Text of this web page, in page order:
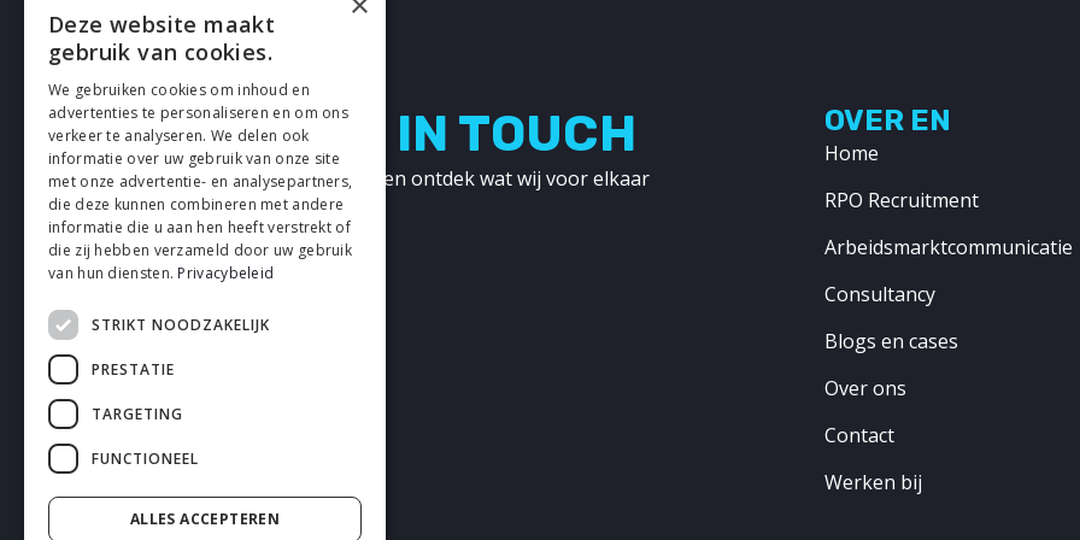
LETS GET IN TOUCH
Neem contact met ons op en ontdek wat wij voor elkaar
kunnen betekenen!
CONTACT
OVER EN
Home
RPO Recruitment
Arbeidsmarktcommunicatie
Consultancy
Blogs en cases
Over ons
Contact
Werken bij
Deze website maakt
gebruik van cookies.
We gebruiken cookies om inhoud en
advertenties te personaliseren en om ons
verkeer te analyseren. We delen ook
informatie over uw gebruik van onze site
met onze advertentie- en analysepartners,
die deze kunnen combineren met andere
informatie die u aan hen heeft verstrekt of
die zij hebben verzameld door uw gebruik
van hun diensten. Privacybeleid
STRIKT NOODZAKELIJK
PRESTATIE
TARGETING
FUNCTIONEEL
ALLES ACCEPTEREN